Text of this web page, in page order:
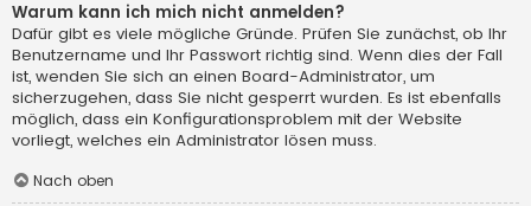
Warum kann ich mich nicht anmelden?
Dafür gibt es viele mögliche Gründe. Prüfen Sie zunächst, ob Ihr
Benutzername und Ihr Passwort richtig sind. Wenn dies der Fall
ist, wenden Sie sich an einen Board-Administrator, um
sicherzugehen, dass Sie nicht gesperrt wurden. Es ist ebenfalls
möglich, dass ein Konfigurationsproblem mit der Website
vorliegt, welches ein Administrator lösen muss.
Nach oben